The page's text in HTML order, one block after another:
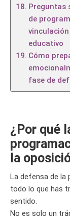
Preguntas
de
educativo
Cómo
fase de
¿Por qué
la
La defensa de la
todo lo que has
sentido.
No es solo un